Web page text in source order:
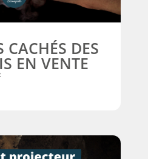
CACHÉS DES
EN VENTE